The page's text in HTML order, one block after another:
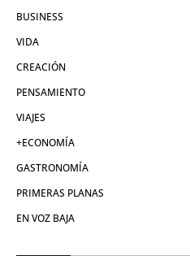
BUSINESS
VIDA
CREACIÓN
PENSAMIENTO
VIAJES
+ECONOMÍA
GASTRONOMÍA
PRIMERAS PLANAS
EN VOZ BAJA